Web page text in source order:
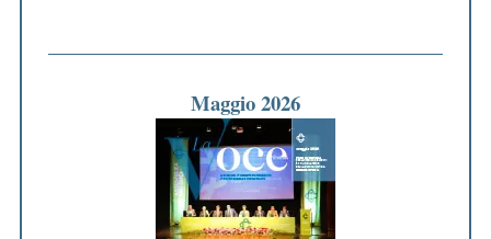
Maggio 2026